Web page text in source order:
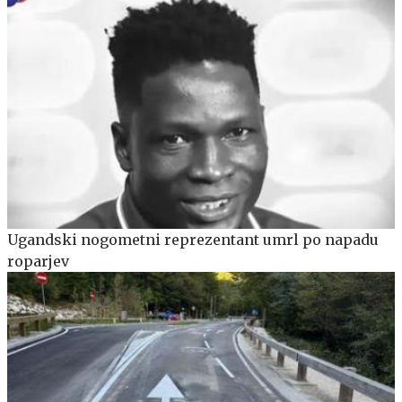
Ugandski nogometni reprezentant umrl po napadu
roparjev